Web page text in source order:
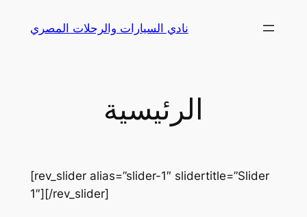
نادي السيارات والرحلات المصري
الرئيسية
[rev_slider alias=”slider-1″ slidertitle=”Slider
1″][/rev_slider]